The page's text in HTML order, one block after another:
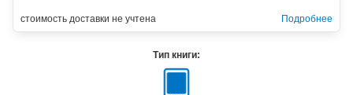
стоимость доставки не учтена Подробнее
Тип книги: